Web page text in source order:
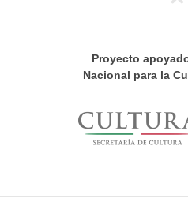
Proyecto
Nacional para la